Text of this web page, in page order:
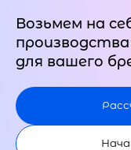
Возьмем на
для вашего